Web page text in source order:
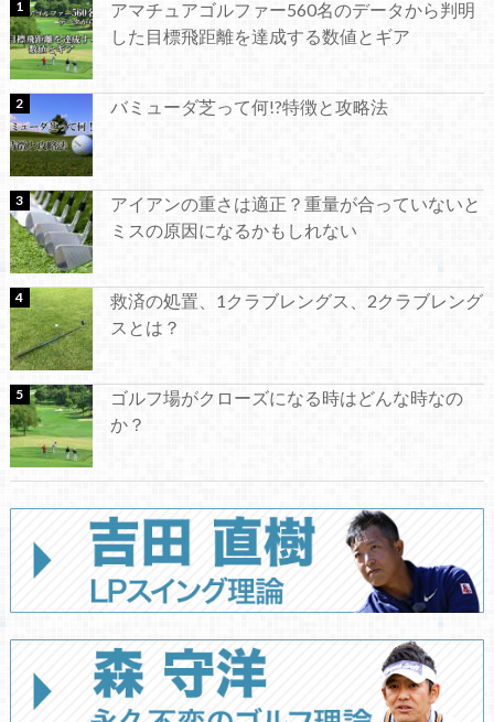
アマチュアゴルファー560名のデータから判明
した目標飛距離を達成する数値とギア
バミューダ芝って何!?特徴と攻略法
アイアンの重さは適正？重量が合っていないと
ミスの原因になるかもしれない
救済の処置、1クラブレングス、2クラブレング
スとは？
ゴルフ場がクローズになる時はどんな時なの
か？